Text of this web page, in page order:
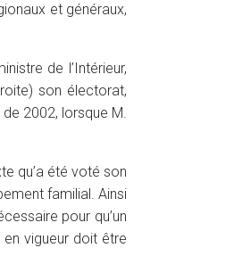
et généraux,
de l’Intérieur,
son électorat,
2002, lorsque M.
qu’a été voté son
familial. Ainsi
pour qu’un
vigueur doit être